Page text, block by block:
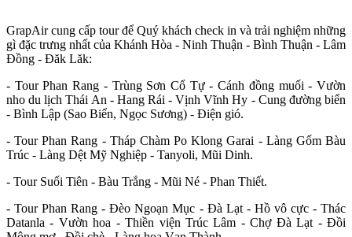
GrapAir cung cấp tour để Quý khách check in và trải nghiệm những
gì đặc trưng nhất của Khánh Hòa - Ninh Thuận - Bình Thuận - Lâm
Đồng - Đăk Lăk:
- Tour Phan Rang - Trùng Sơn Cổ Tự - Cánh đồng muối - Vườn
nho du lịch Thái An - Hang Rái - Vịnh Vĩnh Hy - Cung đường biển
- Bình Lập (Sao Biển, Ngọc Sương) - Điện gió.
- Tour Phan Rang - Tháp Chàm Po Klong Garai - Làng Gốm Bàu
Trúc - Làng Dệt Mỹ Nghiệp - Tanyoli, Mũi Dinh.
- Tour Suối Tiên - Bàu Trắng - Mũi Né - Phan Thiết.
- Tour Phan Rang - Đèo Ngoạn Mục - Đà Lạt - Hồ vô cực - Thác
Datanla - Vườn hoa - Thiền viện Trúc Lâm - Chợ Đà Lạt - Đồi